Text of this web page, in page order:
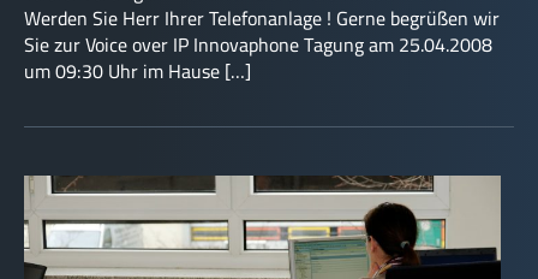
Werden Sie Herr Ihrer Telefonanlage ! Gerne begrüßen wir
Sie zur Voice over IP Innovaphone Tagung am 25.04.2008
um 09:30 Uhr im Hause […]